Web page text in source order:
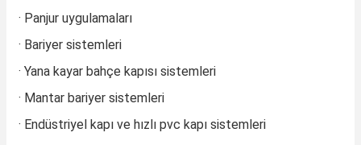
· Panjur uygulamaları
· Bariyer sistemleri
· Yana kayar bahçe kapısı sistemleri
· Mantar bariyer sistemleri
· Endüstriyel kapı ve hızlı pvc kapı sistemleri